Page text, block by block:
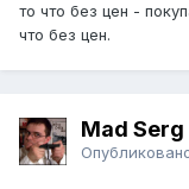
то что без цен -
что без цен.
Mad Serg